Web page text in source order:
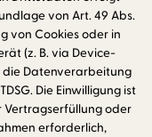
von Art. 49 Abs.
von Cookies oder in
(z. B. via Device-
Datenverarbeitung
Die Einwilligung ist
Vertragserfüllung oder
erforderlich,